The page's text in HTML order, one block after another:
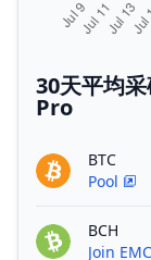
30天平均
Pro
BTC
Pool
BCH